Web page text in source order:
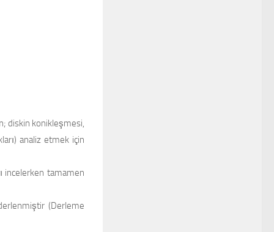
diskin konikleşmesi,
analiz etmek için
incelerken tamamen
(Derleme